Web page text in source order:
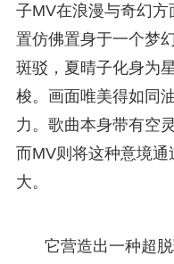
子MV在浪漫与奇幻
置仿佛置身于一个梦
斑驳，夏晴子化身为
梭。画面唯美得如同
力。歌曲本身带有空
而MV则将这种意境
大。
它营造出一种超